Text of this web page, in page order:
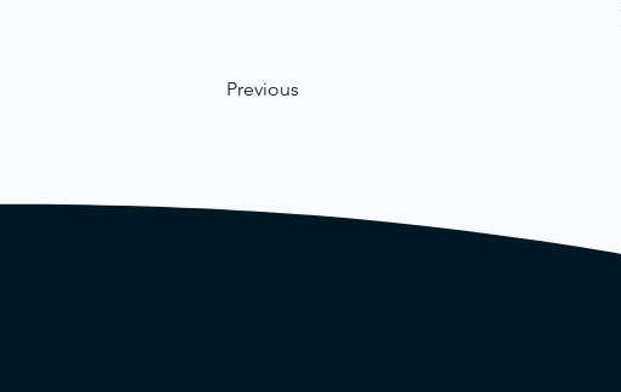
Previous